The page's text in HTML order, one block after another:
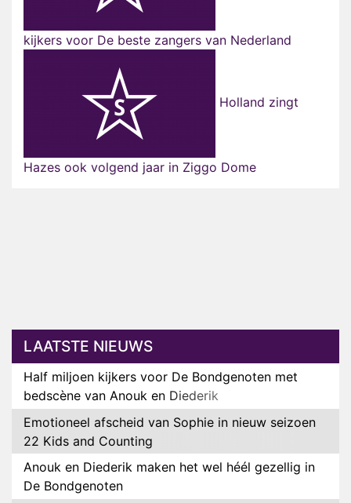
kijkers voor De beste zangers van Nederland
Holland zingt
Hazes ook volgend jaar in Ziggo Dome
LAATSTE NIEUWS
Half miljoen kijkers voor De Bondgenoten met
bedscène van Anouk en Diederik
Emotioneel afscheid van Sophie in nieuw seizoen
22 Kids and Counting
Anouk en Diederik maken het wel héél gezellig in
De Bondgenoten